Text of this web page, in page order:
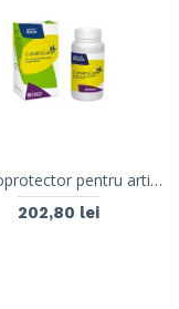
Condroprotector pentru articulatii, CONDROCARE, STANGEST, 30 tablete
202,80 lei